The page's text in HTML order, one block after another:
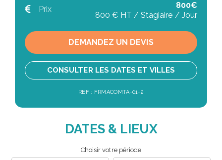
Prix
800€
800 € HT / Stagiaire / Jour
DEMANDEZ UN DEVIS
CONSULTER LES DATES ET VILLES
REF : FRMACOMTA-01-2
DATES & LIEUX
Choisir votre période